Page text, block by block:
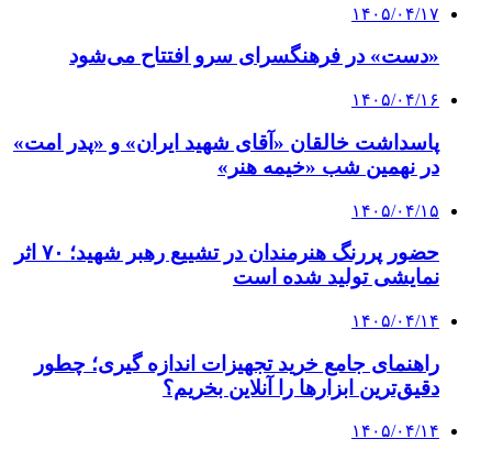
۱۴۰۵/۰۴/۱۷
«دست» در فرهنگسرای سرو افتتاح می‌شود
۱۴۰۵/۰۴/۱۶
پاسداشت خالقان «آقای شهید ایران» و «پدر امت»
در نهمین شب «خیمه هنر»
۱۴۰۵/۰۴/۱۵
حضور پررنگ هنرمندان در تشییع رهبر شهید؛ ۷۰ اثر
نمایشی تولید شده است
۱۴۰۵/۰۴/۱۴
راهنمای جامع خرید تجهیزات اندازه گیری؛ چطور
دقیق‌ترین ابزارها را آنلاین بخریم؟
۱۴۰۵/۰۴/۱۴